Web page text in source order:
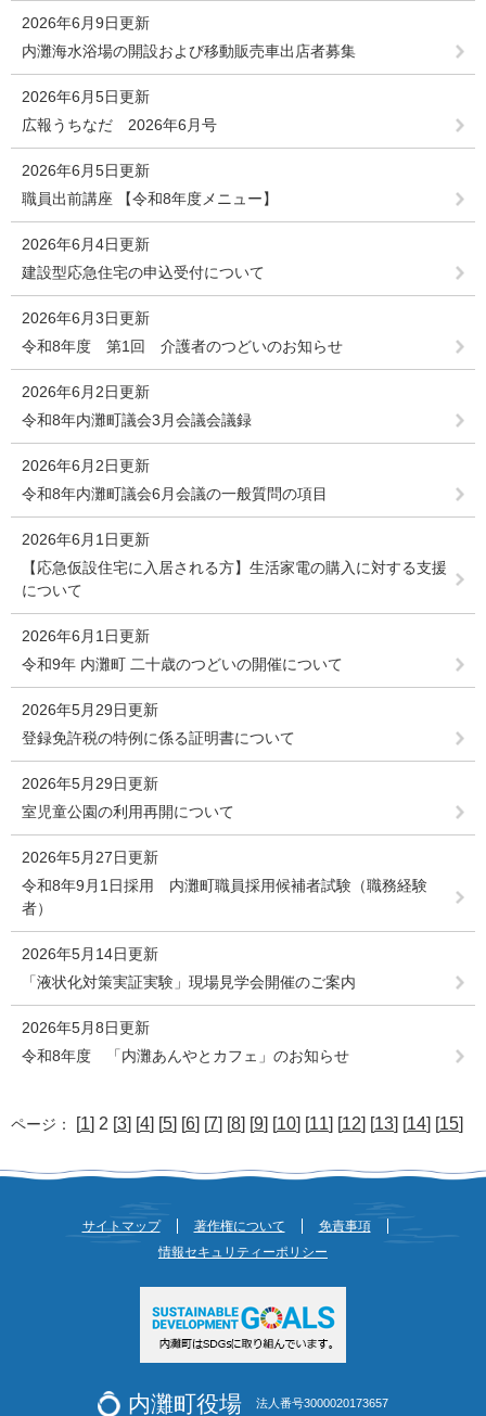
2026年6月9日更新
内灘海水浴場の開設および移動販売車出店者募集
2026年6月5日更新
広報うちなだ 2026年6月号
2026年6月5日更新
職員出前講座 【令和8年度メニュー】
2026年6月4日更新
建設型応急住宅の申込受付について
2026年6月3日更新
令和8年度 第1回 介護者のつどいのお知らせ
2026年6月2日更新
令和8年内灘町議会3月会議会議録
2026年6月2日更新
令和8年内灘町議会6月会議の一般質問の項目
2026年6月1日更新
【応急仮設住宅に入居される方】生活家電の購入に対する支援
について
2026年6月1日更新
令和9年 内灘町 二十歳のつどいの開催について
2026年5月29日更新
登録免許税の特例に係る証明書について
2026年5月29日更新
室児童公園の利用再開について
2026年5月27日更新
令和8年9月1日採用 内灘町職員採用候補者試験（職務経験
者）
2026年5月14日更新
「液状化対策実証実験」現場見学会開催のご案内
2026年5月8日更新
令和8年度 「内灘あんやとカフェ」のお知らせ
ページ： [1] 2 [3] [4] [5] [6] [7] [8] [9] [10] [11] [12] [13] [14] [15]
サイトマップ 著作権について
免責事項
情報セキュリティーポリシー
内灘町役場 法人番号3000020173657